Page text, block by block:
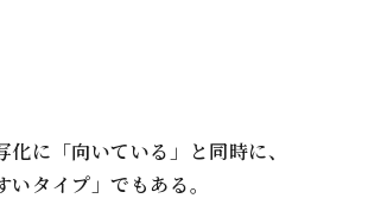
化に「向いている」と同時に、
いタイプ」でもある。